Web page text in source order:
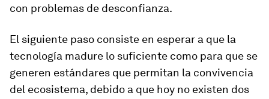
con problemas de desconfianza.
El siguiente paso consiste en esperar a que la
tecnología madure lo suficiente como para que se
generen estándares que permitan la convivencia
del ecosistema, debido a que hoy no existen dos